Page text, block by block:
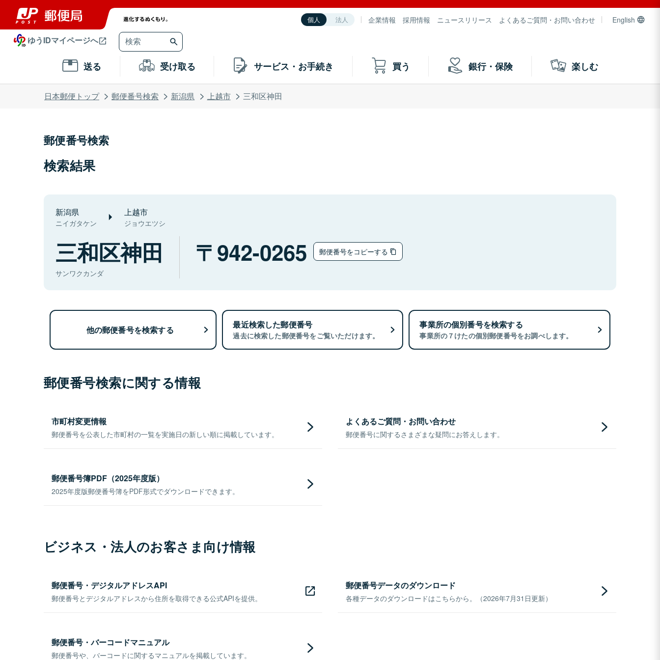
個人 法人 企業情報 採用情報 ニュースリリース よくあるご質問・お問い合わせ English
ゆうIDマイページへ
送る 受け取る サービス・お手続き 買う 銀行・保険 楽しむ
日本郵便トップ 郵便番号検索 新潟県 上越市 三和区神田
郵便番号検索
検索結果
新潟県
ニイガタケン
上越市
ジョウエツシ
三和区神田
サンワクカンダ
942-0265 郵便番号をコピーする
他の郵便番号を検索する 最近検索した郵便番号
過去に検索した郵便番号をご覧いただけます。
事業所の個別番号を検索する
事業所の７けたの個別郵便番号をお調べします。
郵便番号検索に関する情報
市町村変更情報
郵便番号を公表した市町村の一覧を実施日の新しい順に掲載しています。
よくあるご質問・お問い合わせ
郵便番号に関するさまざまな疑問にお答えします。
郵便番号簿PDF（2025年度版）
2025年度版郵便番号簿をPDF形式でダウンロードできます。
ビジネス・法人のお客さま向け情報
郵便番号・デジタルアドレスAPI
郵便番号とデジタルアドレスから住所を取得できる公式APIを提供。
郵便番号データのダウンロード
各種データのダウンロードはこちらから。（2026年7月31日更新）
郵便番号・バーコードマニュアル
郵便番号や、バーコードに関するマニュアルを掲載しています。